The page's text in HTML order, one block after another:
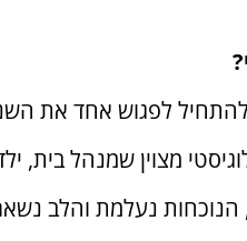
לפגוש אחד את
מצוין שמנהל
הנוכחות נעלמת והלב